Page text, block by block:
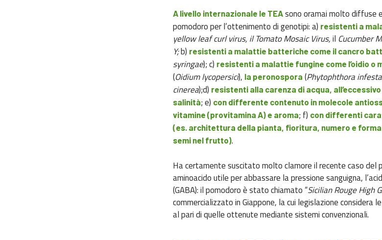
A livello internazionale le TEAsono oramai molto diffuse
pomodoro per l’ottenimento di genotipi: a) resistenti a
yellow leaf curl virus, il Tomato Mosaic Virus,il Cucumber
Y;b) resistenti a malattie batteriche come il cancro
syringae); c) resistenti a malattie fungine come l’oidio o
(Oidium lycopersici), la peronospora (Phytophthora
cinerea);d) resistenti alla carenza di acqua,
salinità; e) con differente contenuto in molecole
vitamine (provitamina A) e aroma; f) con differenti
(es. architettura della pianta, fioritura, numero e
semi nel frutto).
Ha certamente suscitato molto clamore il recente caso del
aminoacido utile per abbassare la pressione sanguigna,
(GABA): il pomodoro è stato chiamato “Sicilian Rouge High
commercializzato in Giappone, la cui legislazione considera
al pari di quelle ottenute mediante sistemi convenzionali.